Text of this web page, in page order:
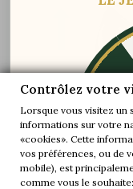
Au niveau du
modifié afin de
au pied et de
Contrôlez votre
Lorsque vous visitez un
informations sur votre
«cookies». Cette
vos préférences, ou de
mobile), est
comme vous le
-
-20%
-